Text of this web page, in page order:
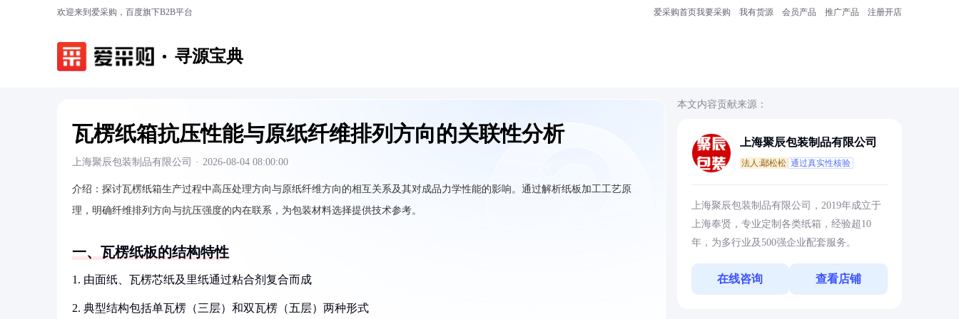
欢迎来到爱采购，百度旗下B2B平台 爱采购首页我要采购 我有货源 会员产品 推广产品 注册开店
寻源宝典
瓦楞纸箱抗压性能与原纸纤维排列方向的关联性分析
上海聚辰包装制品有限公司 · 2026-08-04 08:00:00
介绍： 探讨瓦楞纸箱生产过程中高压处理方向与原纸纤维方向的相互关系及其对成品力学性能的影响。通过解析纸板加工工艺原
理，明确纤维排列方向与抗压强度的内在联系，为包装材料选择提供技术参考。
一、瓦楞纸板的结构特性
1. 由面纸、瓦楞芯纸及里纸通过粘合剂复合而成
2. 典型结构包括单瓦楞（三层）和双瓦楞（五层）两种形式
本文内容贡献来源：
上海聚辰包装制品有限公司
法人:鄢松松 通过真实性核验
上海聚辰包装制品有限公司，2019年成立于
上海奉贤，专业定制各类纸箱，经验超10
年，为多行业及500强企业配套服务。
在线咨询 查看店铺